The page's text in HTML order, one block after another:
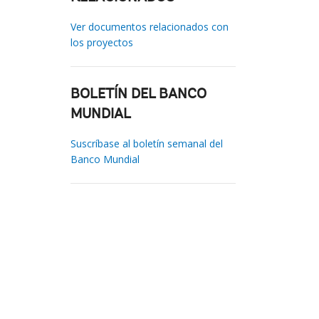
Ver documentos relacionados con
los proyectos
BOLETÍN DEL BANCO
MUNDIAL
Suscríbase al boletín semanal del
Banco Mundial